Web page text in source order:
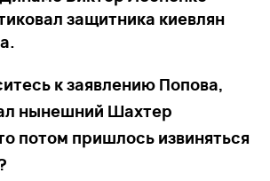
защитника киевлян
к заявлению Попова,
нынешний Шахтер
потом пришлось извиняться